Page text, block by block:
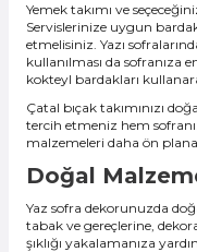
Yemek takımı ve
Servislerinize uygun
etmelisiniz. Yazı
kullanılması da sofranıza
kokteyl bardakları
Çatal bıçak takımınızı
tercih etmeniz hem
malzemeleri daha ön
Doğal
Yaz sofra dekorunuzda
tabak ve gereçlerine,
şıklığı yakalamanıza